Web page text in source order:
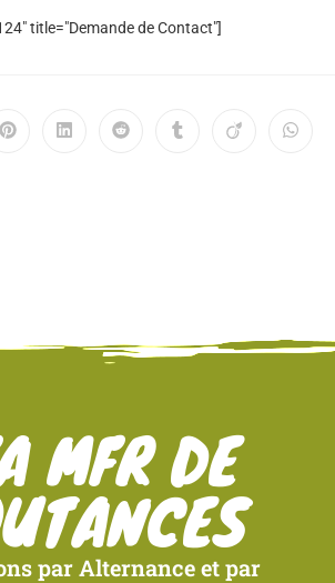
title="Demande de Contact"]
MFR DE
par Alternance et par